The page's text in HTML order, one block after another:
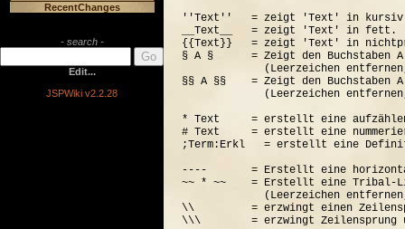
RecentChanges
- search -
Edit...
JSPWiki v2.2.28
''Text''   = zeigt 'Text' in
__Text__   = zeigt 'Text' in fett.
{{Text}}   = zeigt 'Text' in
§ A §      = Zeigt den Buchstaben
(Leerzeichen
§§ A §§    = Zeigt den Buchstaben
(Leerzeichen
* Text     = erstellt eine
# Text     = erstellt eine
;Term:Erkl   = erstellt eine
----       = Erstellt eine
~~ * ~~    = Erstellt eine Tribal-
(Leerzeichen
\\         = erzwingt einen
\\\        = erzwingt Zeilensprung